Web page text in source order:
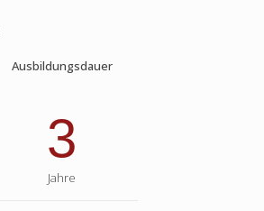
Ausbildungsdauer
3
Jahre